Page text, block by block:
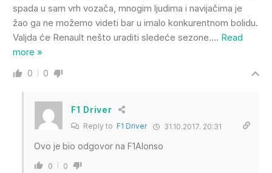
spada u sam vrh vozača, mnogim ljudima i navijačima je
žao ga ne možemo videti bar u imalo konkurentnom bolidu.
Valjda će Renault nešto uraditi sledeće sezone.… Read
more »
0 0
F1 Driver
Reply to F1 Driver 31.10.2017. 20:31
Ovo je bio odgovor na F1Alonso
0 0